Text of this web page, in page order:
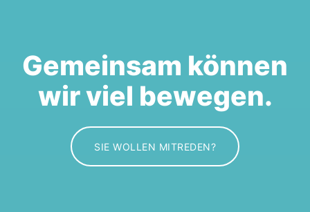
Gemeinsam können
wir viel bewegen.
SIE WOLLEN MITREDEN?